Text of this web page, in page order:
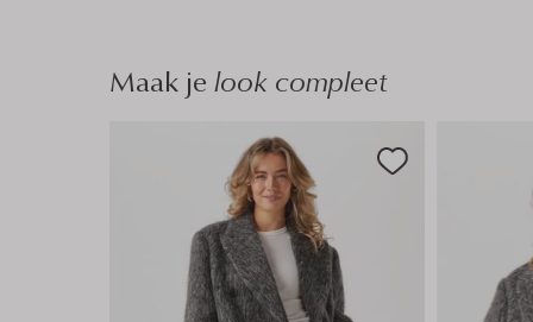
Maak je look compleet